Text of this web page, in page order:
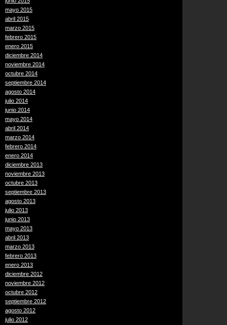
mayo 2015
abril 2015
marzo 2015
febrero 2015
enero 2015
diciembre 2014
noviembre 2014
octubre 2014
septiembre 2014
agosto 2014
julio 2014
junio 2014
mayo 2014
abril 2014
marzo 2014
febrero 2014
enero 2014
diciembre 2013
noviembre 2013
octubre 2013
septiembre 2013
agosto 2013
julio 2013
junio 2013
mayo 2013
abril 2013
marzo 2013
febrero 2013
enero 2013
diciembre 2012
noviembre 2012
octubre 2012
septiembre 2012
agosto 2012
julio 2012